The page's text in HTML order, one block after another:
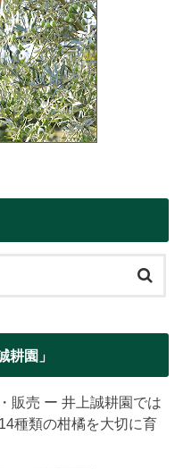
耕園」
販売 ー 井上誠耕園では
種類の柑橘を大切に育